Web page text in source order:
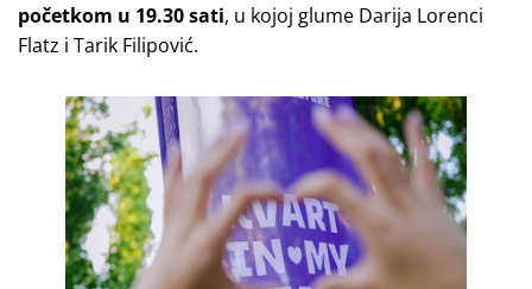
početkom u 19.30 sati, u kojoj glume Darija Lorenci
Flatz i Tarik Filipović.